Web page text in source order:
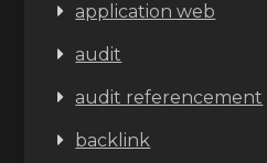
application web
audit
audit referencement
backlink